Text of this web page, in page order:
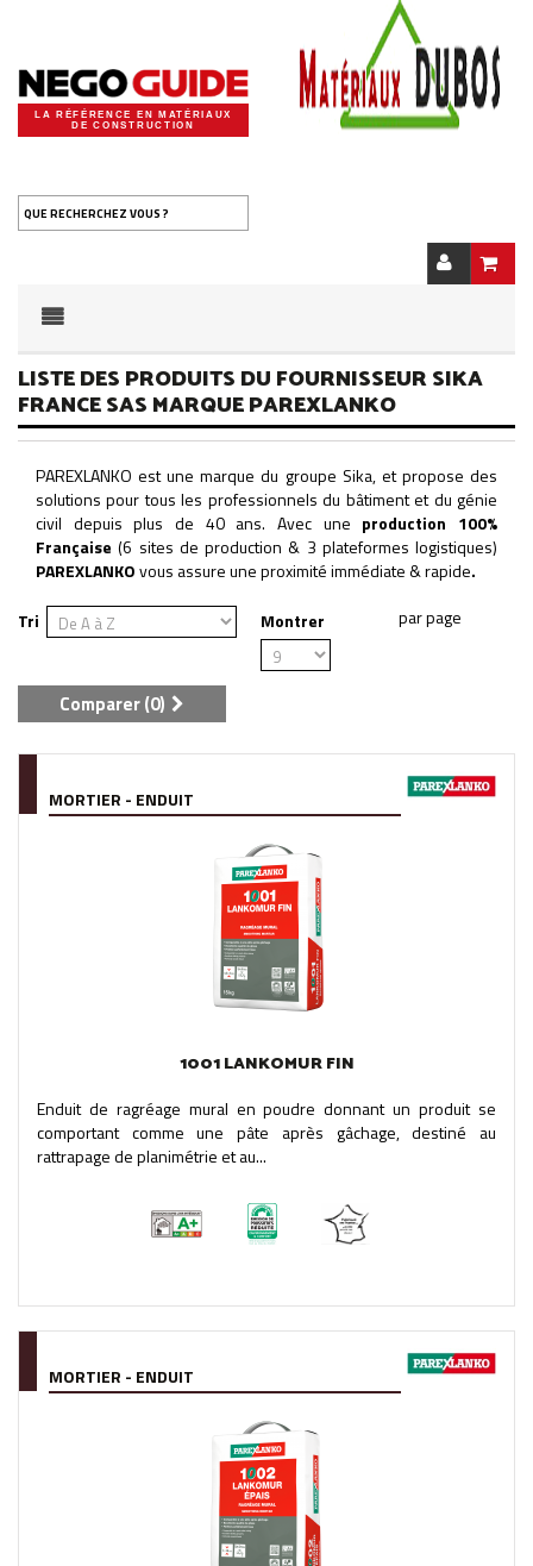
LA RÉFÉRENCE EN MATÉRIAUX
DE CONSTRUCTION
QUE RECHERCHEZ VOUS ?
LISTE DES PRODUITS DU FOURNISSEUR SIKA
FRANCE SAS MARQUE PAREXLANKO
PAREXLANKO est une marque du groupe Sika, et propose des
solutions pour tous les professionnels du bâtiment et du génie
civil depuis plus de 40 ans. Avec une production 100%
Française(6 sites de production & 3 plateformes logistiques)
PAREXLANKOvous assure une proximité immédiate & rapide.
Tri
Montrer
Comparer (0)
MORTIER - ENDUIT
1001 LANKOMUR FIN
Enduit de ragréage mural en poudre donnant un produit se
comportant comme une pâte après gâchage, destiné au
rattrapage de planimétrie et au...
MORTIER - ENDUIT